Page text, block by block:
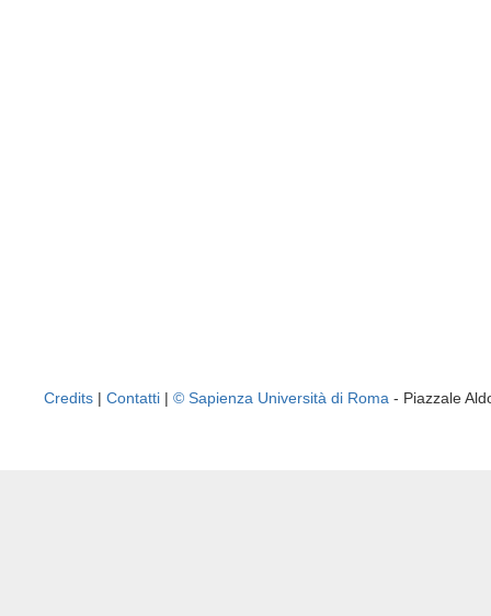
Credits | Contatti | © Sapienza Università di Roma - Piazzale